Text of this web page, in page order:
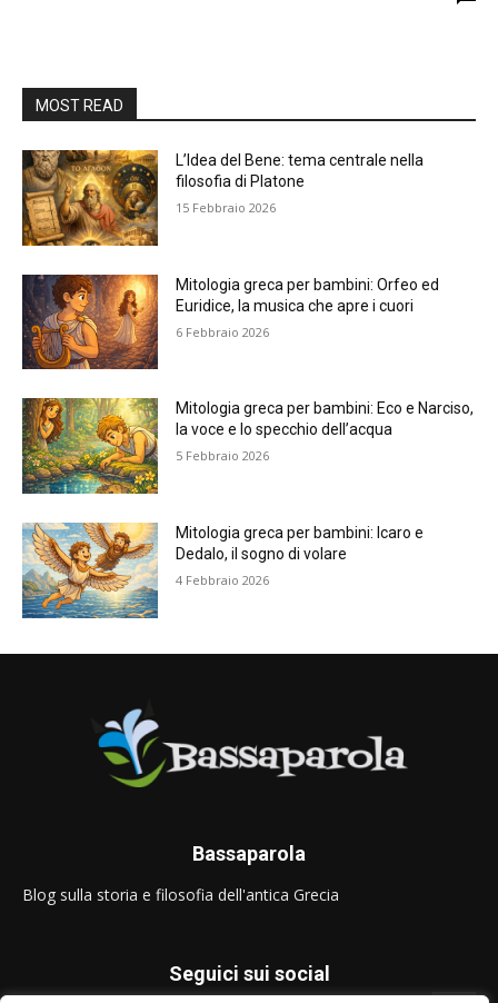
MOST READ
L’Idea del Bene: tema centrale nella
filosofia di Platone
15 Febbraio 2026
Mitologia greca per bambini: Orfeo ed
Euridice, la musica che apre i cuori
6 Febbraio 2026
Mitologia greca per bambini: Eco e Narciso,
la voce e lo specchio dell’acqua
5 Febbraio 2026
Mitologia greca per bambini: Icaro e
Dedalo, il sogno di volare
4 Febbraio 2026
Bassaparola
Blog sulla storia e filosofia dell'antica Grecia
Seguici sui social